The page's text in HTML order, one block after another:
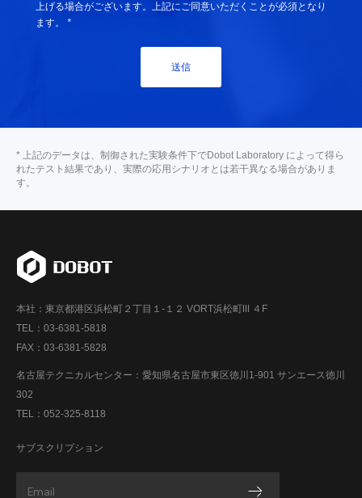
上げる場合がございます。上記にご同意いただくことが必須となり
ます。 *
送信
* 上記のデータは、制御された実験条件下でDobot Laboratory によって得ら
れたテスト結果であり、実際の応用シナリオとは若干異なる場合がありま
す。
本社：東京都港区浜松町２丁目１-１２ VORT浜松町Ⅲ ４F
TEL：03-6381-5818
FAX：03-6381-5828
名古屋テクニカルセンター：愛知県名古屋市東区徳川1-901 サンエース徳川
302
TEL：052-325-8118
サブスクリプション